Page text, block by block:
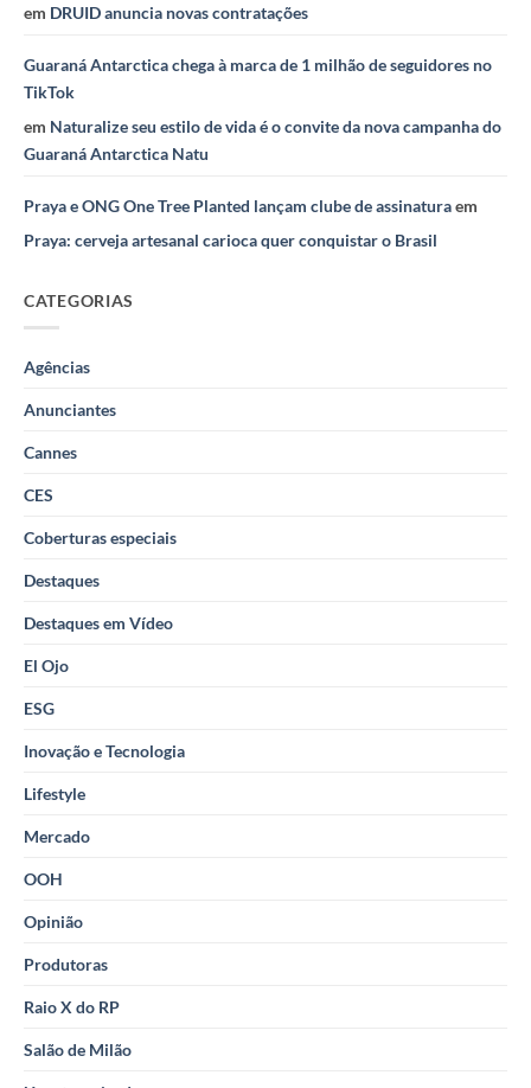
em DRUID anuncia novas contratações
Guaraná Antarctica chega à marca de 1 milhão de seguidores no
TikTok
em Naturalize seu estilo de vida é o convite da nova campanha do
Guaraná Antarctica Natu
Praya e ONG One Tree Planted lançam clube de assinaturaem
Praya: cerveja artesanal carioca quer conquistar o Brasil
CATEGORIAS
Agências
Anunciantes
Cannes
CES
Coberturas especiais
Destaques
Destaques em Vídeo
El Ojo
ESG
Inovação e Tecnologia
Lifestyle
Mercado
OOH
Opinião
Produtoras
Raio X do RP
Salão de Milão